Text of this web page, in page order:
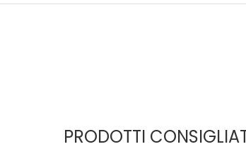
PRODOTTI